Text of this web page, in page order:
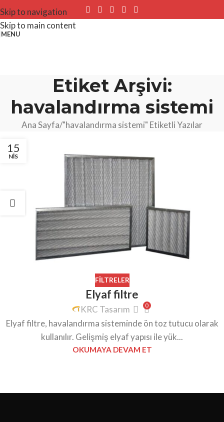
Skip to navigation
Skip to main content
MENU
Etiket Arşivi:
havalandırma sistemi
Ana Sayfa "havalandırma sistemi" Etiketli Yazılar
15
NIS
FILTRELER
Elyaf filtre
KRC Tasarım 0
Elyaf filtre, havalandırma sisteminde ön toz tutucu olarak
kullanılır. Gelişmiş elyaf yapısı ile yük...
OKUMAYA DEVAM ET